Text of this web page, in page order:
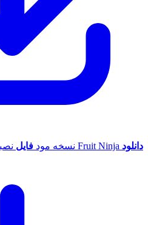
Fruit Ninja نسخه مود فایلنصبی